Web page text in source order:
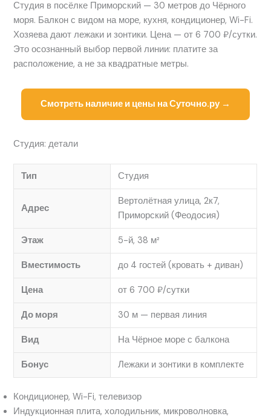
Студия в посёлке Приморский — 30 метров до Чёрного
моря. Балкон с видом на море, кухня, кондиционер, Wi-Fi.
Хозяева дают лежаки и зонтики. Цена — от 6 700 ₽/сутки.
Это осознанный выбор первой линии: платите за
расположение, а не за квадратные метры.
Смотреть наличие и цены на Суточно.ру →
Студия: детали
Тип Студия
Адрес
Вертолётная улица, 2к7,
Приморский (Феодосия)
Этаж 5-й, 38 м²
Вместимость до 4 гостей (кровать + диван)
Цена от 6 700 ₽/сутки
До моря 30 м — первая линия
Вид На Чёрное море с балкона
Бонус Лежаки и зонтики в комплекте
Кондиционер, Wi-Fi, телевизор
Индукционная плита, холодильник, микроволновка,